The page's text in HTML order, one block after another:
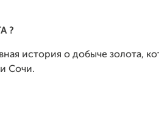
?
история о добыче золота,
Сочи.